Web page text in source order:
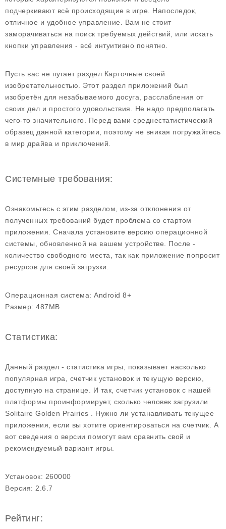
подчеркивают всё происходящие в игре. Напоследок,
отличное и удобное управление. Вам не стоит
заморачиваться на поиск требуемых действий, или искать
кнопки управления - всё интуитивно понятно.
Пусть вас не пугает раздел Карточные своей
изобретательностью. Этот раздел приложений был
изобретён для незабываемого досуга, расслабления от
своих дел и простого удовольствия. Не надо предполагать
чего-то значительного. Перед вами среднестатистический
образец данной категории, поэтому не вникая погружайтесь
в мир драйва и приключений.
Системные требования:
Ознакомьтесь с этим разделом, из-за отклонения от
полученных требований будет проблема со стартом
приложения. Сначала установите версию операционной
системы, обновленной на вашем устройстве. После -
количество свободного места, так как приложение попросит
ресурсов для своей загрузки.
Операционная система: Android 8+
Размер: 487MB
Статистика:
Данный раздел - статистика игры, показывает насколько
популярная игра, счетчик установок и текущую версию,
доступную на странице. И так, счетчик установок с нашей
платформы проинформирует, сколько человек загрузили
Solitaire Golden Prairies . Нужно ли устанавливать текущее
приложения, если вы хотите ориентироваться на счетчик. А
вот сведения о версии помогут вам сравнить свой и
рекомендуемый вариант игры.
Установок: 260000
Версия: 2.6.7
Рейтинг: